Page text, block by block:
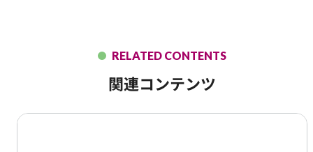
RELATED CONTENTS
関連コンテンツ